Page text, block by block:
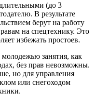
(до 3
В результате
берут на работу
на спецтехнику. Это
избежать простоев.
занятия, как
без прав невозможны.
но для управления
или снегоходом